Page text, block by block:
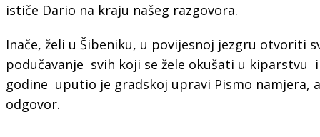
ističe Dario na kraju našeg razgovora.
Inače, želi u Šibeniku, u povijesnoj jezgru otvoriti
podučavanje svih koji se žele okušati u kiparstvu
godine uputio je gradskoj upravi Pismo namjera,
odgovor.